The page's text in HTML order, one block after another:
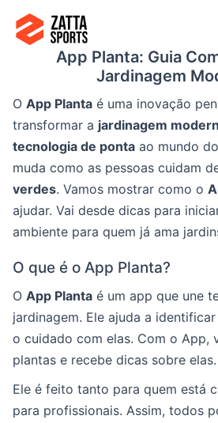
para
App Planta: Guia
Jardinagem
O App Planta é uma inovação
transformar a jardinagem
tecnologia de ponta ao mundo
muda como as pessoas cuidam
verdes. Vamos mostrar como o
ajudar. Vai desde dicas para
ambiente para quem já ama
O que é o App Planta?
O App Planta é um app que une
jardinagem. Ele ajuda a
o cuidado com elas. Com o App,
plantas e recebe dicas sobre elas.
Ele é feito tanto para quem está
para profissionais. Assim, todos